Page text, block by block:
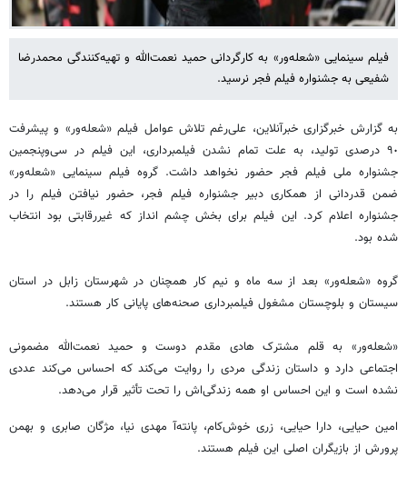
فیلم سینمایی «شعله‌ور» به کارگردانی حمید نعمت‌الله و تهیه‌کنندگی محمدرضا
شفیعی به جشنواره فیلم فجر نرسید.
به گزارش خبرگزاری خبرآنلاین، علی‌رغم تلاش عوامل فیلم «شعله‌ور» و پیشرفت
٩٠ درصدی تولید، به علت تمام نشدن فیلمبرداری، این فیلم در سی‌وپنجمین
جشنواره ملی فیلم فجر حضور نخواهد داشت. گروه فیلم سینمایی «شعله‌ور»
ضمن قدردانی از همکاری دبیر جشنواره فیلم فجر، حضور نیافتن فیلم را در
جشنواره اعلام کرد. این فیلم برای بخش چشم انداز که غیررقابتی بود انتخاب
شده بود.
گروه «شعله‌ور» بعد از سه ماه و نیم کار همچنان در شهرستان زابل در استان
سیستان و بلوچستان مشغول فیلمبرداری صحنه‌های پایانی کار هستند.
«شعله‌ور» به قلم مشترک هادی مقدم دوست و حمید نعمت‌الله مضمونی
اجتماعی دارد و داستان زندگی مردی را روایت می‌کند که احساس می‌کند عددی
نشده است و این احساس او همه‌ زندگی‌اش را تحت تأثیر قرار می‌دهد.
امین حیایی، دارا حیایی، زری خوش‌کام، پانته‌آ مهدی نیا، مژگان صابری و بهمن
پرورش از بازیگران اصلی این فیلم هستند.